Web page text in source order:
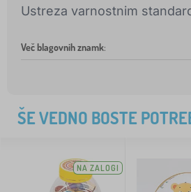
Ustreza varnostnim
Več blagovnih znamk:
ŠE VEDNO BOSTE
NA ZALOGI